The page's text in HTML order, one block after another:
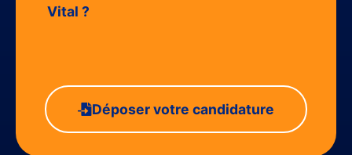
Vital ?
Déposer votre candidature